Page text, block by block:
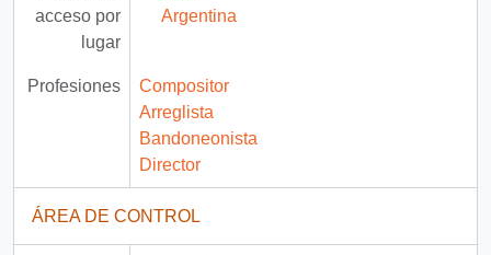
acceso por
lugar
Argentina
Profesiones
Compositor
Arreglista
Bandoneonista
Director
ÁREA DE CONTROL